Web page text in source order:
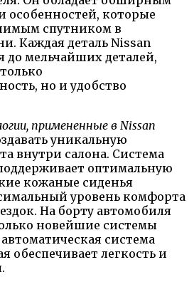
которые
спутником в
Каждая деталь Nissan
до мельчайших деталей,
но и удобство
примененные в Nissan
уникальную
внутри салона. Система
оптимальную
кожаные сиденья
уровень комфорта
На борту автомобиля
новейшие системы
система
обеспечивает легкость и